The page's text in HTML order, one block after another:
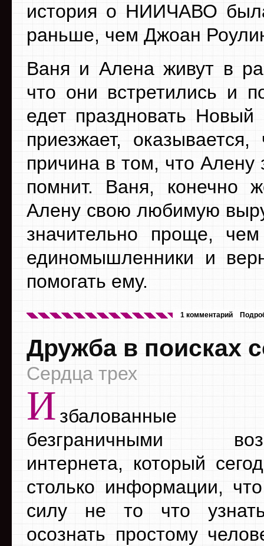
история о НИИЧАВО
раньше, чем Джоан
Ваня и Алена живут в
что они встретились и
едет праздновать Новый
приезжает,
причина в том, что Алену
помнит. Ваня, конечно
Алену свою любимую
значительно проще,
единомышленники и
помогать ему.
1 комментарий
Дружба в поисках
Сердца трех
И
безграничными
интернета, который
столько информации,
силу не то что
осознать простому